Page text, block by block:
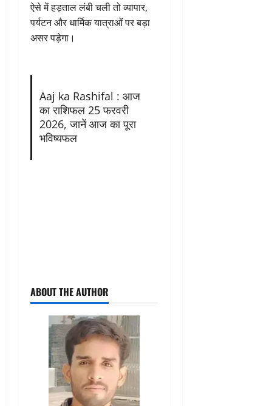
ऐसे में हड़ताल लंबी चली तो व्यापार,
पर्यटन और धार्मिक यात्राओं पर बड़ा
असर पड़ेगा।
Aaj ka Rashifal : आज
का राशिफल 25 फरवरी
2026, जानें आज का पूरा
भविष्यफल
ABOUT THE AUTHOR